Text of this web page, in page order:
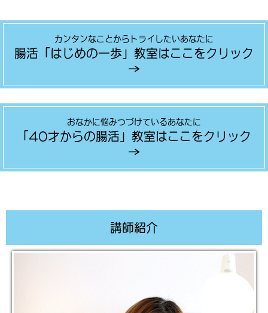
カンタンなことからトライしたいあなたに
腸活「はじめの一歩」教室はここをクリック
→
おなかに悩みつづけているあなたに
「40才からの腸活」教室はここをクリック
→
講師紹介